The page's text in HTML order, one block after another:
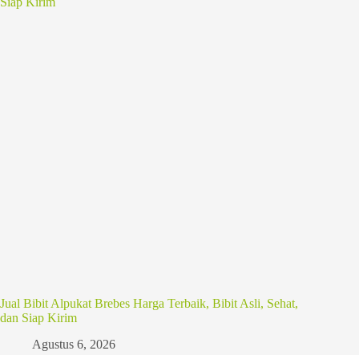
Jual Bibit Alpukat Brebes Harga Terbaik, Bibit Asli, Sehat,
dan Siap Kirim
Agustus 6, 2026